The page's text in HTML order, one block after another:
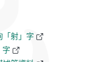
「射」字
字